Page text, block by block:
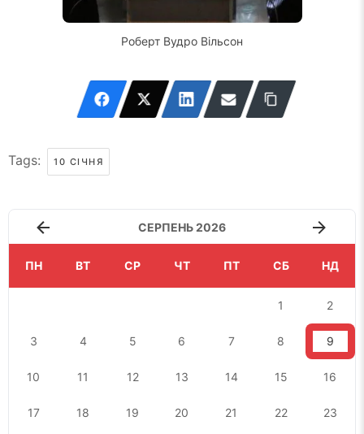
Роберт Вудро Вільсон
Tags: 10 СІЧНЯ
СЕРПЕНЬ 2026
ПН ВТ СР ЧТ ПТ СБ НД
1 2
3 4 5 6 7 8 9
10 11 12 13 14 15 16
17 18 19 20 21 22 23